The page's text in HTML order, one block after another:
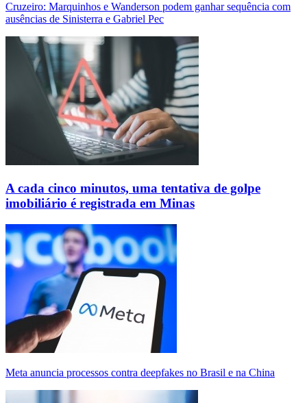
Cruzeiro: Marquinhos e Wanderson podem ganhar sequência com
ausências de Sinisterra e Gabriel Pec
A cada cinco minutos, uma tentativa de golpe
imobiliário é registrada em Minas
Meta anuncia processos contra deepfakes no Brasil e na China